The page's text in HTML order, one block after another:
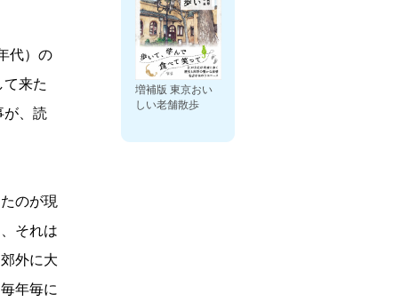
代）の
来た
が、読
のが現
それは
外に大
年毎に
増補版 東京おい
しい老舗散歩